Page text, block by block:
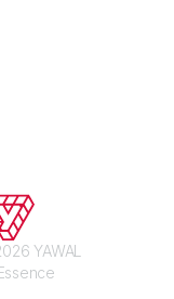
YAWAL